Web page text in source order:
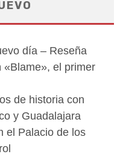
día – Reseña
«Blame», el primer
de historia con
y Guadalajara
el Palacio de los